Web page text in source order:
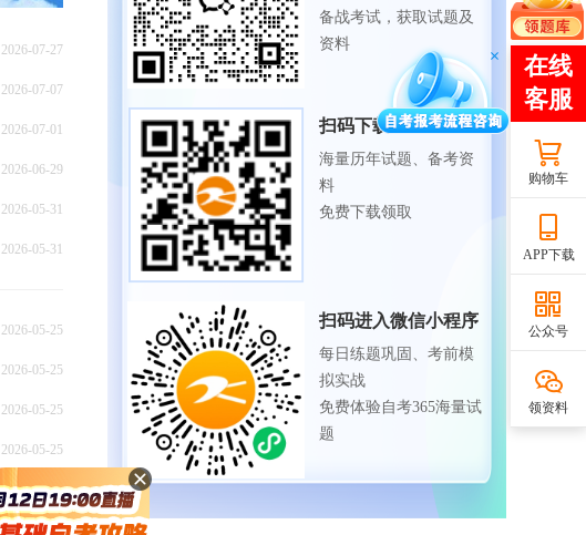
2026-07-27
2026-07-07
2026-07-01
2026-06-29
2026-05-31
2026-05-31
2026-05-25
2026-05-25
2026-05-25
2026-05-25
2026-05-25
2026-05-25
备战考试，获取试题及
资料
扫码下载APP
海量历年试题、备考资
料
免费下载领取
扫码进入微信小程序
每日练题巩固、考前模
拟实战
免费体验自考365海量试
题
购物车
APP下载
公众号
领资料